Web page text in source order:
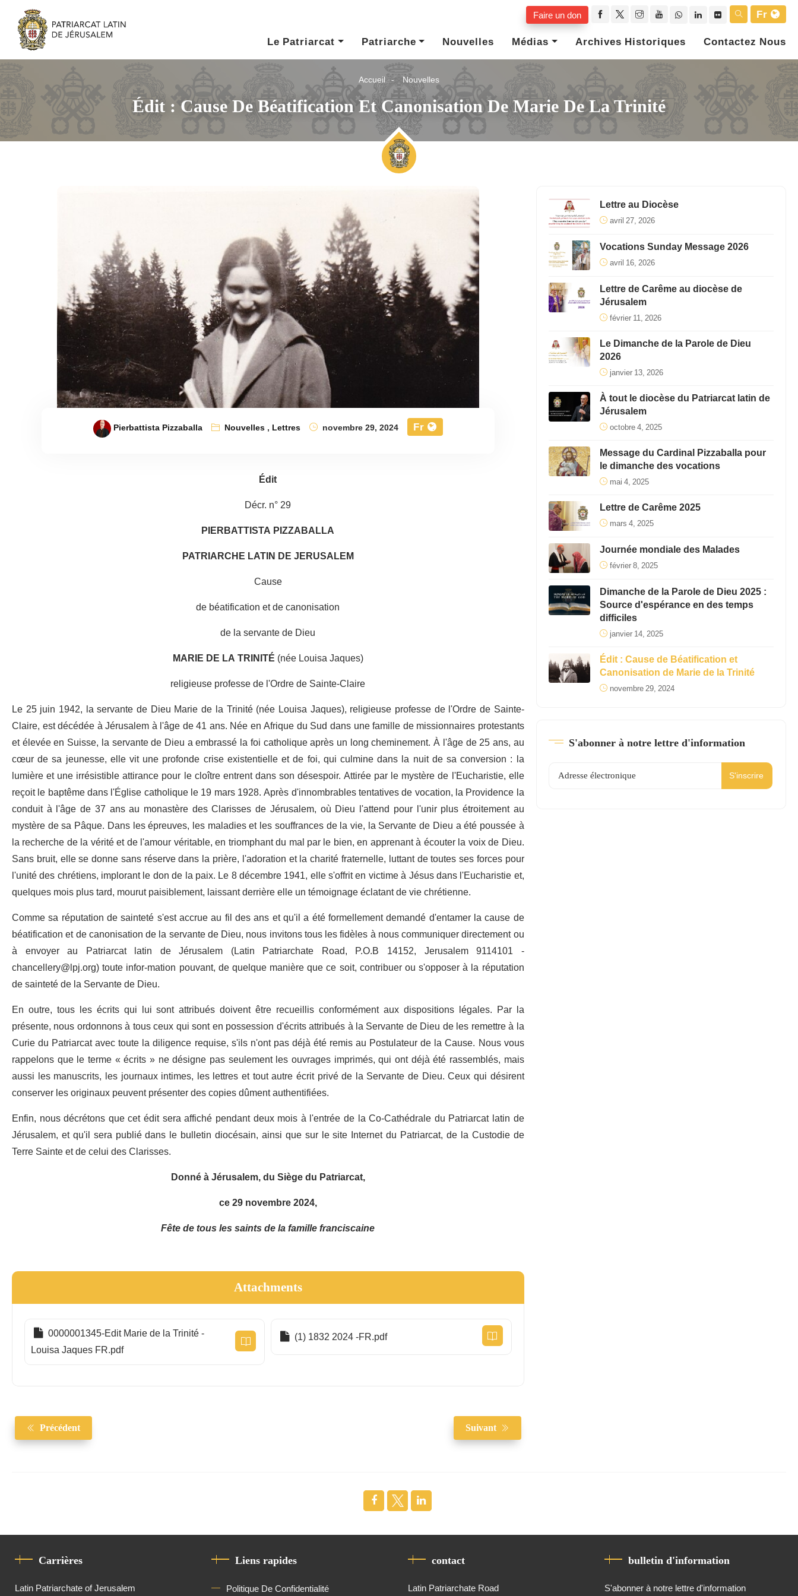
Faire un don
Fr
Le Patriarcat
Patriarche Nouvelles Médias Archives Historiques Contactez Nous
Accueil Nouvelles
Édit : Cause De Béatification Et Canonisation De Marie De La Trinité
Pierbattista Pizzaballa Nouvelles, Lettres novembre 29, 2024 Fr
Édit
Décr. n° 29
PIERBATTISTA PIZZABALLA
PATRIARCHE LATIN DE JERUSALEM
Cause
de béatification et de canonisation
de la servante de Dieu
MARIE DE LA TRINITÉ(née Louisa Jaques)
religieuse professe de l'Ordre de Sainte-Claire
Le 25 juin 1942, la servante de Dieu Marie de la Trinité (née Louisa Jaques), religieuse professe de l'Ordre de Sainte-
Claire, est décédée à Jérusalem à l'âge de 41 ans. Née en Afrique du Sud dans une famille de missionnaires protestants
et élevée en Suisse, la servante de Dieu a embrassé la foi catholique après un long cheminement. À l'âge de 25 ans, au
cœur de sa jeunesse, elle vit une profonde crise existentielle et de foi, qui culmine dans la nuit de sa conversion : la
lumière et une irrésistible attirance pour le cloître entrent dans son désespoir. Attirée par le mystère de l'Eucharistie, elle
reçoit le baptême dans l'Église catholique le 19 mars 1928. Après d'innombrables tentatives de vocation, la Providence la
conduit à l'âge de 37 ans au monastère des Clarisses de Jérusalem, où Dieu l'attend pour l'unir plus étroitement au
mystère de sa Pâque. Dans les épreuves, les maladies et les souffrances de la vie, la Servante de Dieu a été poussée à
la recherche de la vérité et de l'amour véritable, en triomphant du mal par le bien, en apprenant à écouter la voix de Dieu.
Sans bruit, elle se donne sans réserve dans la prière, l'adoration et la charité fraternelle, luttant de toutes ses forces pour
l'unité des chrétiens, implorant le don de la paix. Le 8 décembre 1941, elle s'offrit en victime à Jésus dans l'Eucharistie et,
quelques mois plus tard, mourut paisiblement, laissant derrière elle un témoignage éclatant de vie chrétienne.
Comme sa réputation de sainteté s'est accrue au fil des ans et qu'il a été formellement demandé d'entamer la cause de
béatification et de canonisation de la servante de Dieu, nous invitons tous les fidèles à nous communiquer directement ou
à envoyer au Patriarcat latin de Jérusalem (Latin Patriarchate Road, P.O.B 14152, Jerusalem 9114101 -
chancellery@lpj.org) toute infor-mation pouvant, de quelque manière que ce soit, contribuer ou s'opposer à la réputation
de sainteté de la Servante de Dieu.
En outre, tous les écrits qui lui sont attribués doivent être recueillis conformément aux dispositions légales. Par la
présente, nous ordonnons à tous ceux qui sont en possession d'écrits attribués à la Servante de Dieu de les remettre à la
Curie du Patriarcat avec toute la diligence requise, s'ils n'ont pas déjà été remis au Postulateur de la Cause. Nous vous
rappelons que le terme « écrits » ne désigne pas seulement les ouvrages imprimés, qui ont déjà été rassemblés, mais
aussi les manuscrits, les journaux intimes, les lettres et tout autre écrit privé de la Servante de Dieu. Ceux qui désirent
conserver les originaux peuvent présenter des copies dûment authentifiées.
Enfin, nous décrétons que cet édit sera affiché pendant deux mois à l'entrée de la Co-Cathédrale du Patriarcat latin de
Jérusalem, et qu'il sera publié dans le bulletin diocésain, ainsi que sur le site Internet du Patriarcat, de la Custodie de
Terre Sainte et de celui des Clarisses.
Donné à Jérusalem, du Siège du Patriarcat,
ce 29 novembre 2024,
Fête de tous les saints de la famille franciscaine
Attachments
0000001345-Edit Marie de la Trinité -
Louisa Jaques FR.pdf
(1) 1832 2024 -FR.pdf
Précédent Suivant
Lettre au Diocèse
avril 27, 2026
Vocations Sunday Message 2026
avril 16, 2026
Lettre de Carême au diocèse de
Jérusalem
février 11, 2026
Le Dimanche de la Parole de Dieu
2026
janvier 13, 2026
À tout le diocèse du Patriarcat latin de
Jérusalem
octobre 4, 2025
Message du Cardinal Pizzaballa pour
le dimanche des vocations
mai 4, 2025
Lettre de Carême 2025
mars 4, 2025
Journée mondiale des Malades
février 8, 2025
Dimanche de la Parole de Dieu 2025 :
Source d'espérance en des temps
difficiles
janvier 14, 2025
Édit : Cause de Béatification et
Canonisation de Marie de la Trinité
novembre 29, 2024
S'abonner à notre lettre d'information
S'inscrire
Carrières
Latin Patriarchate of Jerusalem
Liens rapides
Politique De Confidentialité
contact
Latin Patriarchate Road
bulletin d'information
S'abonner à notre lettre d'information